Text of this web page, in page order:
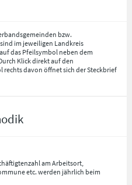
bzw.
im jeweiligen Landkreis
das Pfeilsymbol neben dem
Klick direkt auf den
rechts davon öffnet sich der Steckbrief
am Arbeitsort,
etc. werden jährlich beim